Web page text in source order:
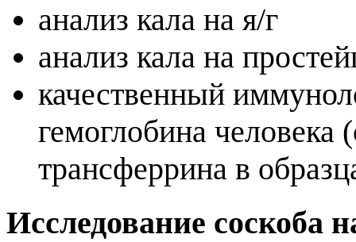
анализ кала на я/г
анализ кала на
качественный
гемоглобина человека
трансферрина в
Исследование соскоба